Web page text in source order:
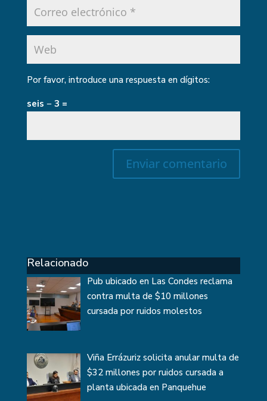
Por favor, introduce una respuesta en dígitos:
seis − 3 =
Relacionado
Pub ubicado en Las Condes reclama
contra multa de $10 millones
cursada por ruidos molestos
Viña Errázuriz solicita anular multa de
$32 millones por ruidos cursada a
planta ubicada en Panquehue